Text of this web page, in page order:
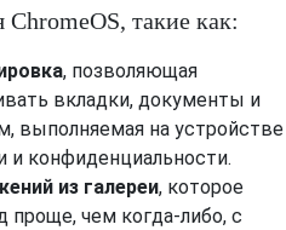
такие как:
, позволяющая
вкладки, документы и
выполняемая на устройстве
и конфиденциальности.
из галереи, которое
проще, чем когда-либо, с